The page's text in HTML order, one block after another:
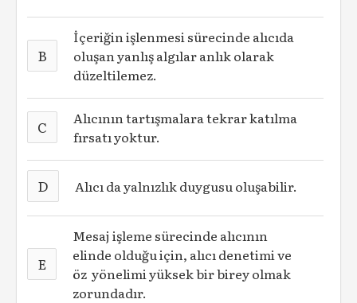
B
İçeriğin işlenmesi sürecinde alıcıda
oluşan yanlış algılar anlık olarak
düzeltilemez.
C
Alıcının tartışmalara tekrar katılma
fırsatı yoktur.
D Alıcı da yalnızlık duygusu oluşabilir.
E
Mesaj işleme sürecinde alıcının
elinde olduğu için, alıcı denetimi ve
öz yönelimi yüksek bir birey olmak
zorundadır.